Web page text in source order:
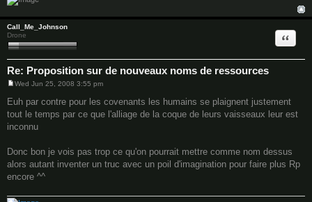
Call_Me_Johnson
Drone
Re: Proposition sur de nouveaux noms de ressources
Quote
s
t
Wed Jun 25, 2008 3:55 pm
Euh par contre pour les covenants les humains se plaignent justement
tout le temps par ce que l'alliage de la coque de leurs vaisseaux leur est
inconnu
Donc bon je vois pas trop ce qu'on pourrait mettre comme nom dessus
alors autant inventer un truc avec un poil d'imagination pour faire plus Rp
encore ^^